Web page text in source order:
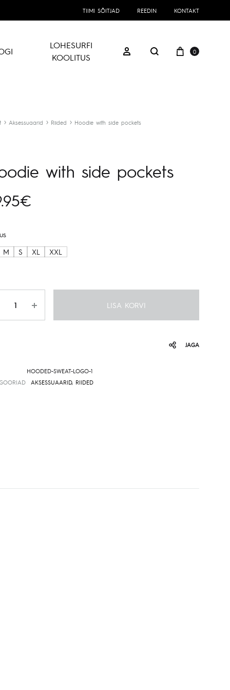
TIIMI SÕITJAD REEDIN KONTAKT
LOHESURFI
KOOLITUS
Logi sisse
Otsing
Ostukorv
0
Aksessuaarid Riided Hoodie with side pockets
with side pockets
€
M S XL XXL
LISA KORVI
JAGA
HOODED-SWEAT-LOGO-1
AKSESSUAARID, RIIDED